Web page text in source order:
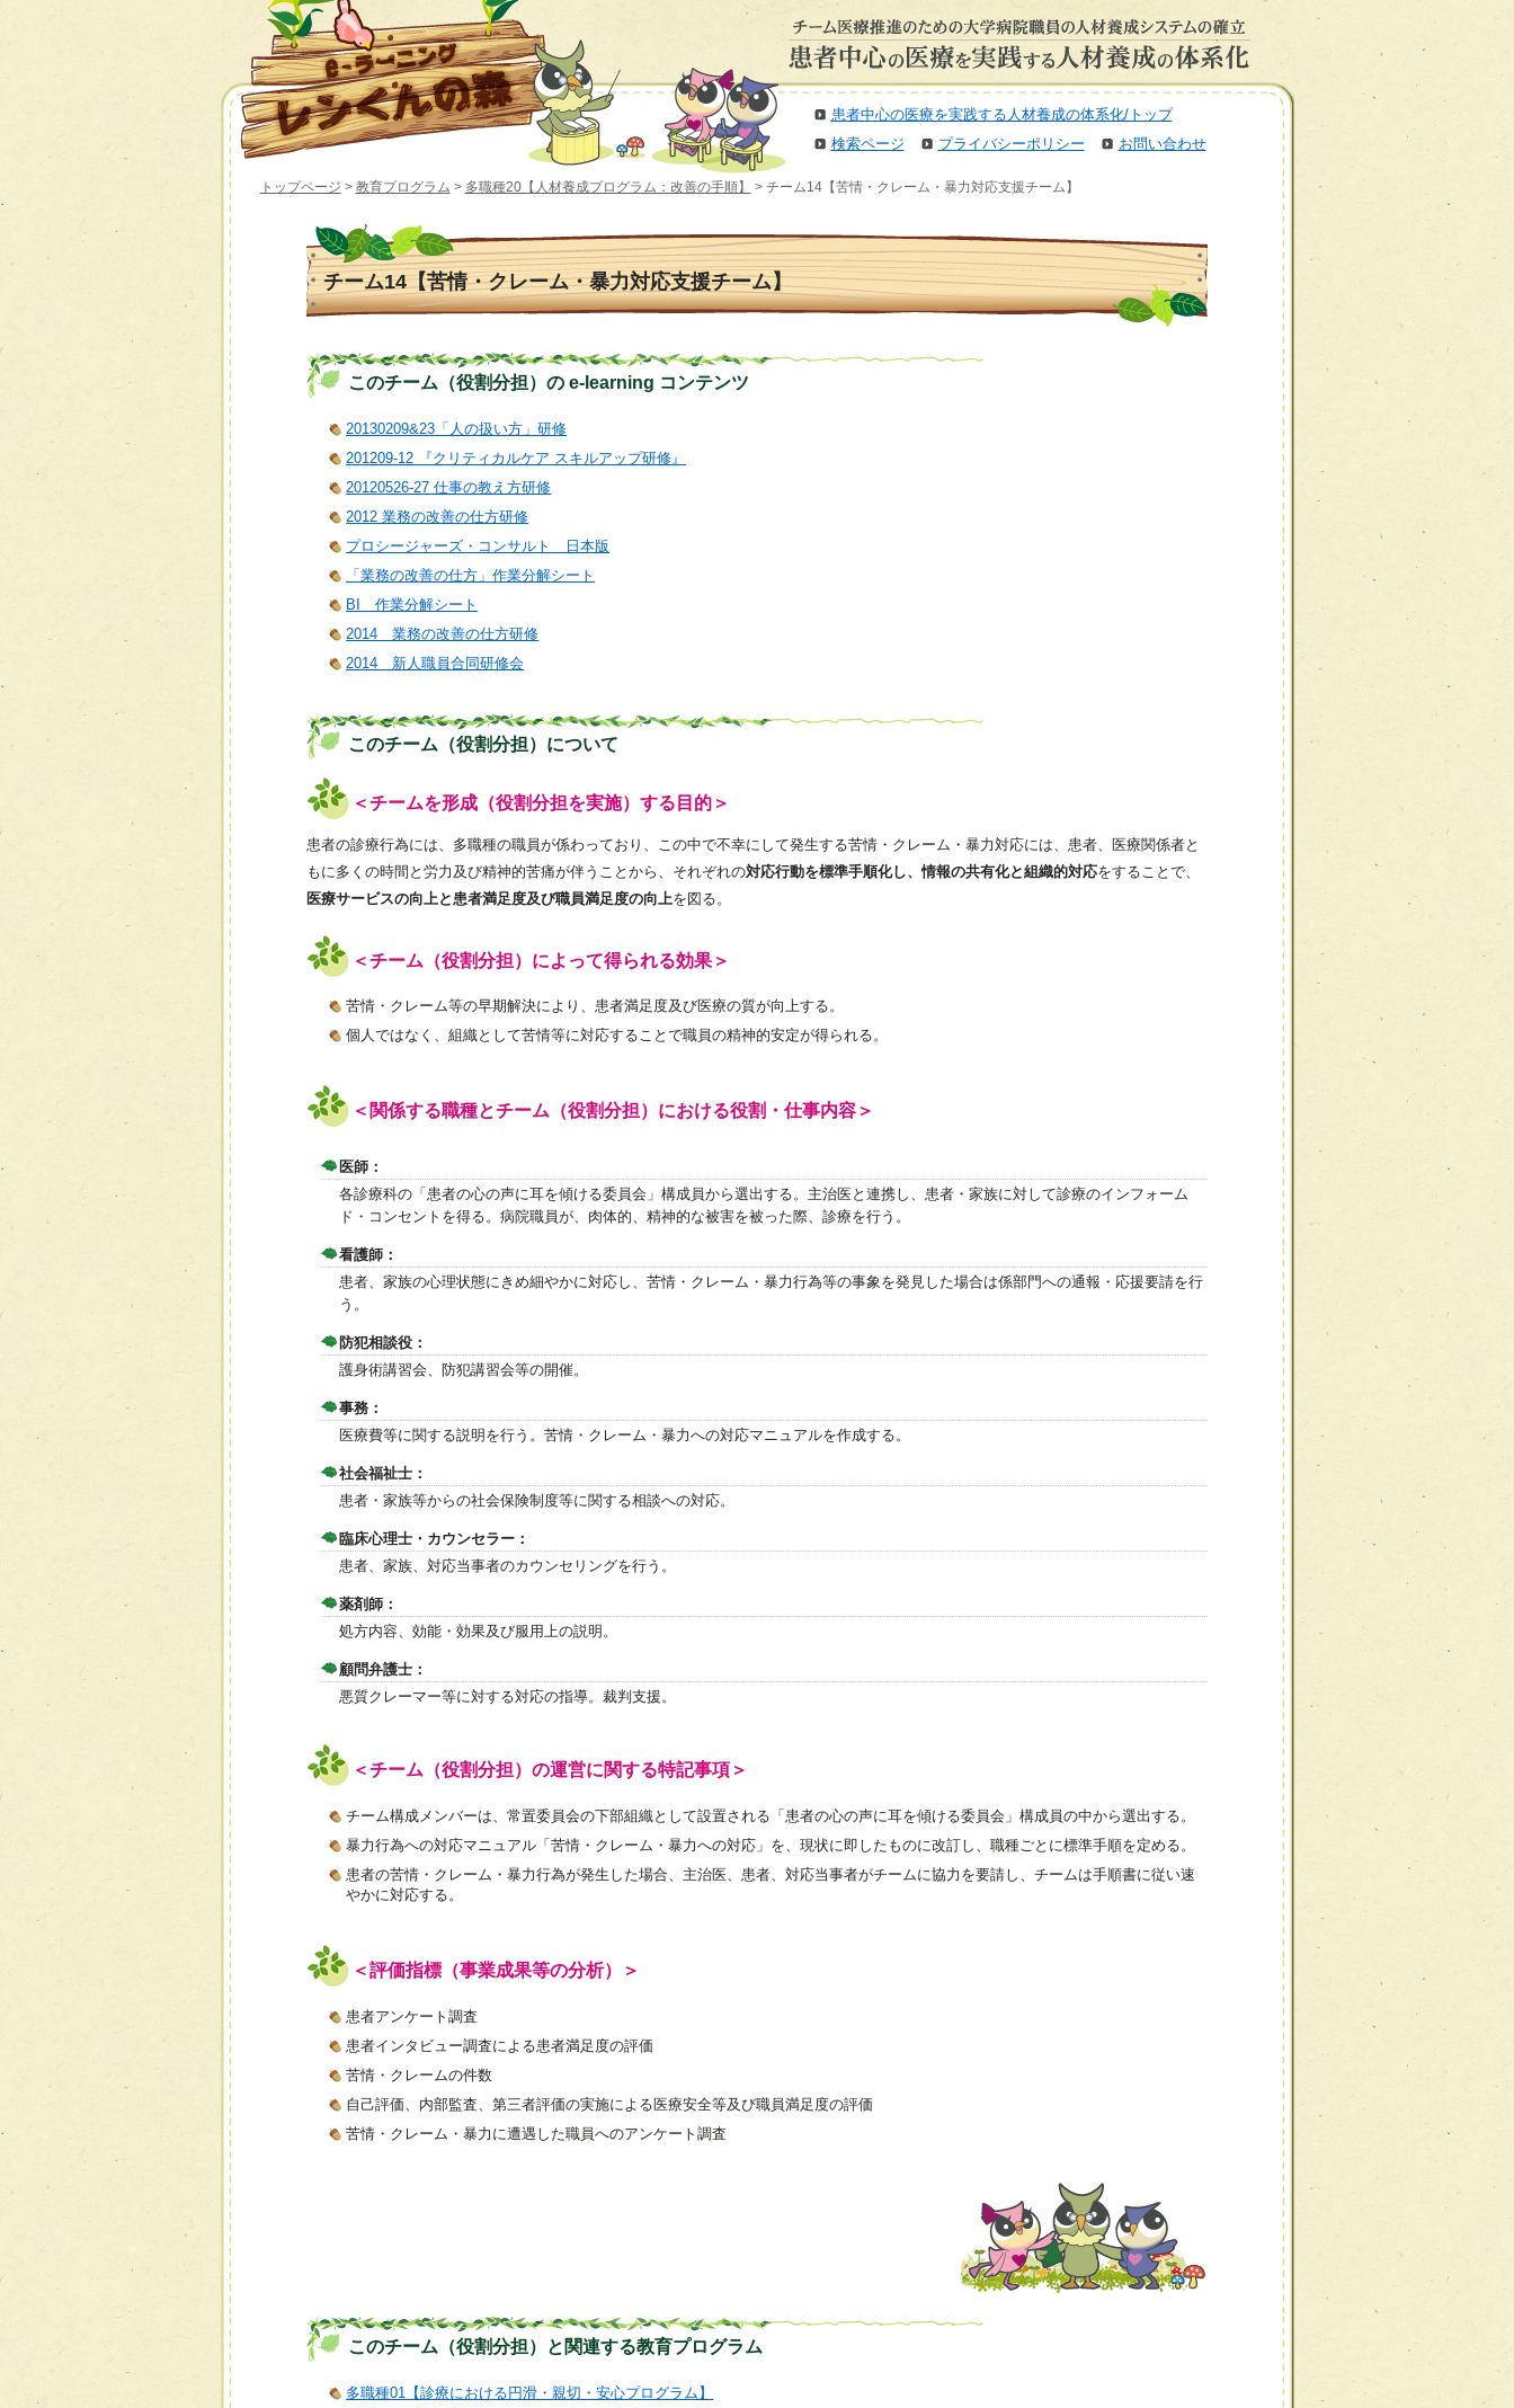
患者中心の医療を実践する人材養成の体系化/トップ
検索ページ
プライバシーポリシー お問い合わせ
トップページ > 教育プログラム > 多職種20【人材養成プログラム：改善の手順】 > チーム14【苦情・クレーム・暴力対応支援チーム】
チーム14【苦情・クレーム・暴力対応支援チーム】
このチーム（役割分担）の e-learning コンテンツ
20130209&23「人の扱い方」研修
201209-12 『クリティカルケア スキルアップ研修』
20120526-27 仕事の教え方研修
2012 業務の改善の仕方研修
プロシージャーズ・コンサルト 日本版
「業務の改善の仕方」作業分解シート
BI 作業分解シート
2014 業務の改善の仕方研修
2014 新人職員合同研修会
このチーム（役割分担）について
＜チームを形成（役割分担を実施）する目的＞
患者の診療行為には、多職種の職員が係わっており、この中で不幸にして発生する苦情・クレーム・暴力対応には、患者、医療関係者と
もに多くの時間と労力及び精神的苦痛が伴うことから、それぞれの対応行動を標準手順化し、情報の共有化と組織的対応をすることで、
医療サービスの向上と患者満足度及び職員満足度の向上を図る。
＜チーム（役割分担）によって得られる効果＞
苦情・クレーム等の早期解決により、患者満足度及び医療の質が向上する。
個人ではなく、組織として苦情等に対応することで職員の精神的安定が得られる。
＜関係する職種とチーム（役割分担）における役割・仕事内容＞
医師：
各診療科の「患者の心の声に耳を傾ける委員会」構成員から選出する。主治医と連携し、患者・家族に対して診療のインフォーム
ド・コンセントを得る。病院職員が、肉体的、精神的な被害を被った際、診療を行う。
看護師：
患者、家族の心理状態にきめ細やかに対応し、苦情・クレーム・暴力行為等の事象を発見した場合は係部門への通報・応援要請を行
う。
防犯相談役：
護身術講習会、防犯講習会等の開催。
事務：
医療費等に関する説明を行う。苦情・クレーム・暴力への対応マニュアルを作成する。
社会福祉士：
患者・家族等からの社会保険制度等に関する相談への対応。
臨床心理士・カウンセラー：
患者、家族、対応当事者のカウンセリングを行う。
薬剤師：
処方内容、効能・効果及び服用上の説明。
顧問弁護士：
悪質クレーマー等に対する対応の指導。裁判支援。
＜チーム（役割分担）の運営に関する特記事項＞
チーム構成メンバーは、常置委員会の下部組織として設置される「患者の心の声に耳を傾ける委員会」構成員の中から選出する。
暴力行為への対応マニュアル「苦情・クレーム・暴力への対応」を、現状に即したものに改訂し、職種ごとに標準手順を定める。
患者の苦情・クレーム・暴力行為が発生した場合、主治医、患者、対応当事者がチームに協力を要請し、チームは手順書に従い速
やかに対応する。
＜評価指標（事業成果等の分析）＞
患者アンケート調査
患者インタビュー調査による患者満足度の評価
苦情・クレームの件数
自己評価、内部監査、第三者評価の実施による医療安全等及び職員満足度の評価
苦情・クレーム・暴力に遭遇した職員へのアンケート調査
このチーム（役割分担）と関連する教育プログラム
多職種01【診療における円滑・親切・安心プログラム】